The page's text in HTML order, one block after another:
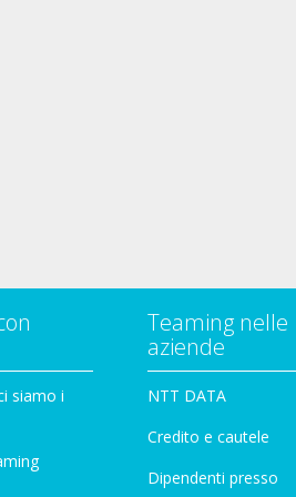
siamo i
Teaming nelle
aziende
NTT DATA
Credito e cautele
Dipendenti presso